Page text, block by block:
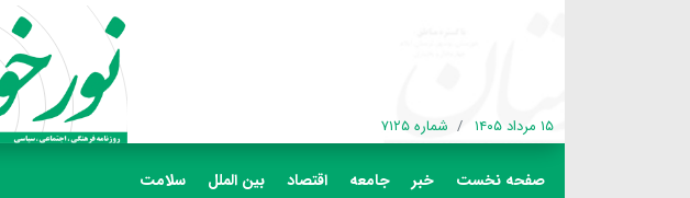
۱۵ مرداد ۱۴۰۵ شماره ۷۱۲۵
صفحه نخست خبر جامعه اقتصاد بین الملل سلامت